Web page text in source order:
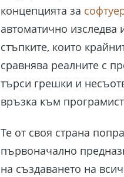
концепцията за
автоматично
стъпките, които
сравнява реалните с
търси грешки и
връзка към
Те от своя страна
първоначално
на създаването на